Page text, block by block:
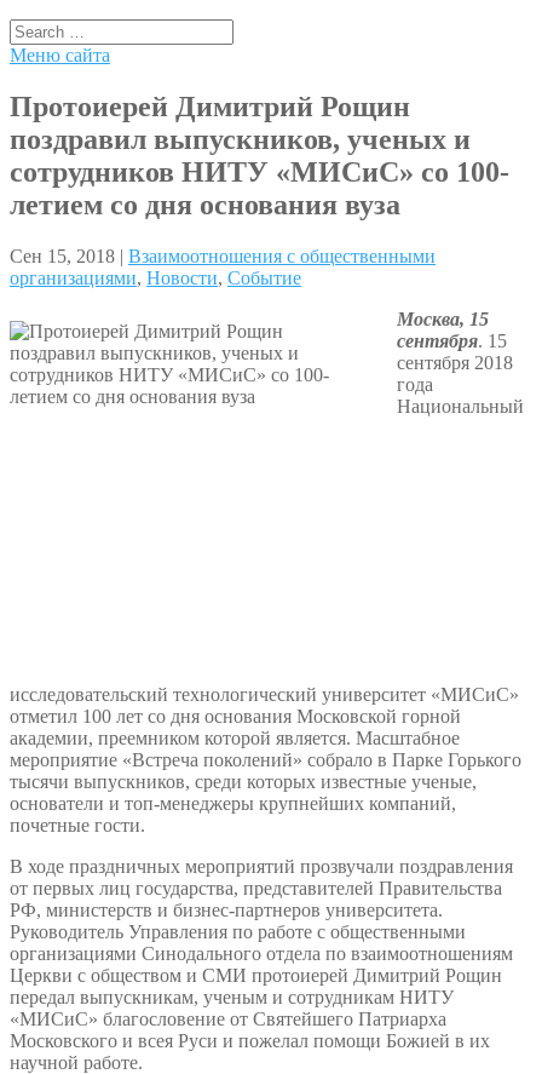
Меню сайта
Протоиерей Димитрий Рощин
поздравил выпускников, ученых и
сотрудников НИТУ «МИСиС» со 100-
летием со дня основания вуза
Сен 15, 2018 | Взаимоотношения с общественными
организациями, Новости, Событие
Москва, 15
сентября. 15
сентября 2018
года
Национальный
исследовательский технологический университет «МИСиС»
отметил 100 лет со дня основания Московской горной
академии, преемником которой является. Масштабное
мероприятие «Встреча поколений» собрало в Парке Горького
тысячи выпускников, среди которых известные ученые,
основатели и топ-менеджеры крупнейших компаний,
почетные гости.
В ходе праздничных мероприятий прозвучали поздравления
от первых лиц государства, представителей Правительства
РФ, министерств и бизнес-партнеров университета.
Руководитель Управления по работе с общественными
организациями Синодального отдела по взаимоотношениям
Церкви с обществом и СМИ протоиерей Димитрий Рощин
передал выпускникам, ученым и сотрудникам НИТУ
«МИСиС» благословение от Святейшего Патриарха
Московского и всея Руси и пожелал помощи Божией в их
научной работе.